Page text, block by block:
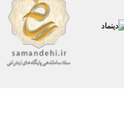
شمع موتور